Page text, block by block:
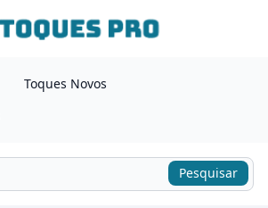
Toques Novos
Pesquisar